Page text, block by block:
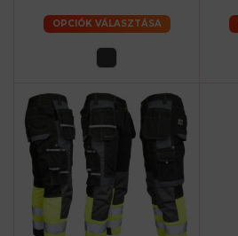
OPCIÓK VÁLASZTÁSA